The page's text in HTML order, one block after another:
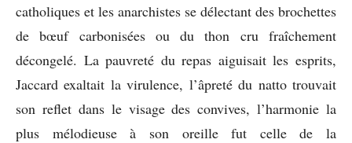
catholiques et les anarchistes se délectant des brochettes
de bœuf carbonisées ou du thon cru fraîchement
décongelé. La pauvreté du repas aiguisait les esprits,
Jaccard exaltait la virulence, l’âpreté du natto trouvait
son reflet dans le visage des convives, l’harmonie la
plus mélodieuse à son oreille fut celle de la